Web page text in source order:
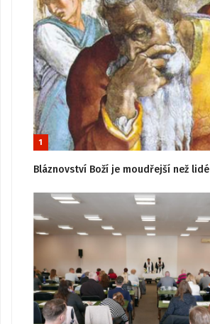
1
Bláznovství Boží je moudřejší než lidé